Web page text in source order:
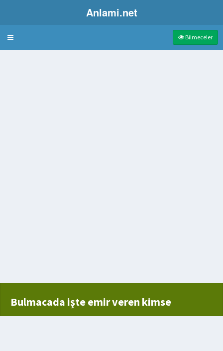
Anlami.net
Bulmaca Bilmeceler
Bulmacada işte emir veren kimse